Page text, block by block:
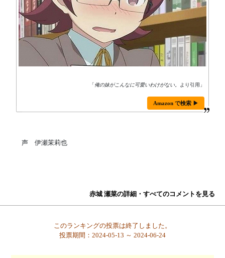
「俺の妹がこんなに可愛いわけがない。 より引用」
Amazon で検索 ▶
声 伊瀬茉莉也
赤城 瀬菜の詳細・すべてのコメントを見る
このランキングの投票は終了しました。
投票期間：2024-05-13 ～ 2024-06-24